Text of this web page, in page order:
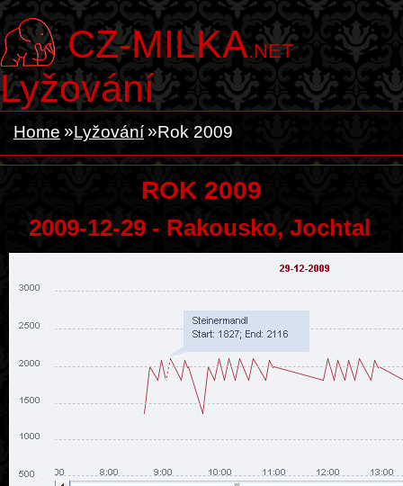
CZ-MILKA.NET
Lyžování
Home Lyžování Rok 2009
ROK 2009
2009-12-29 - Rakousko, Jochtal